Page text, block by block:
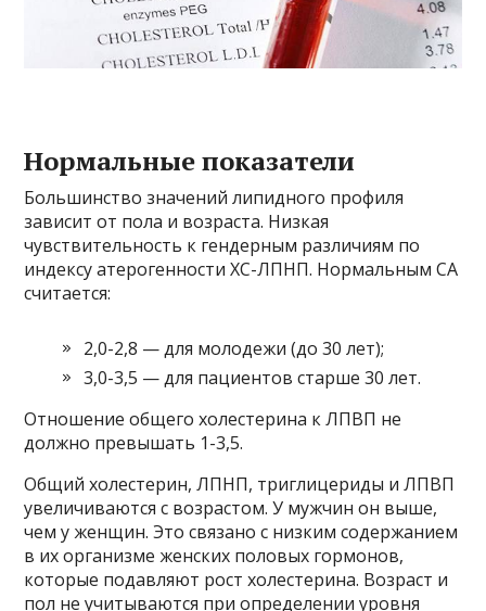
Нормальные показатели
Большинство значений липидного профиля
зависит от пола и возраста. Низкая
чувствительность к гендерным различиям по
индексу атерогенности ХС-ЛПНП. Нормальным CA
считается:
2,0-2,8 — для молодежи (до 30 лет);
3,0-3,5 — для пациентов старше 30 лет.
Отношение общего холестерина к ЛПВП не
должно превышать 1-3,5.
Общий холестерин, ЛПНП, триглицериды и ЛПВП
увеличиваются с возрастом. У мужчин он выше,
чем у женщин. Это связано с низким содержанием
в их организме женских половых гормонов,
которые подавляют рост холестерина. Возраст и
пол не учитываются при определении уровня